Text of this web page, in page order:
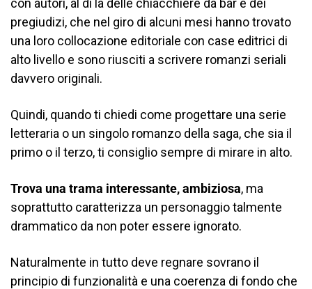
con autori, al di là delle chiacchiere da bar e dei
pregiudizi, che nel giro di alcuni mesi hanno trovato
una loro collocazione editoriale con case editrici di
alto livello e sono riusciti a scrivere romanzi seriali
davvero originali.
Quindi, quando ti chiedi come progettare una serie
letteraria o un singolo romanzo della saga, che sia il
primo o il terzo, ti consiglio sempre di mirare in alto.
Trova una trama interessante, ambiziosa, ma
soprattutto caratterizza un personaggio talmente
drammatico da non poter essere ignorato.
Naturalmente in tutto deve regnare sovrano il
principio di funzionalità e una coerenza di fondo che